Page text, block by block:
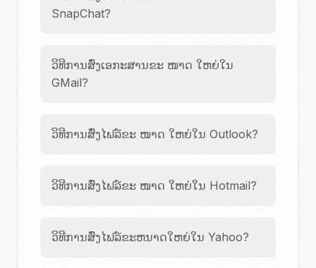
SnapChat?
ວິທີການສົ່ງເອກະສານຂະ ໜາດ ໃຫຍ່ໃນ
GMail?
ວິທີການສົ່ງໄຟລ໌ຂະ ໜາດ ໃຫຍ່ໃນ Outlook?
ວິທີການສົ່ງໄຟລ໌ຂະ ໜາດ ໃຫຍ່ໃນ Hotmail?
ວິທີການສົ່ງໄຟລ໌ຂະຫນາດໃຫຍ່ໃນ Yahoo?